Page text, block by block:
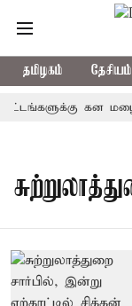
தமிழகம் தேசியம்
கன மழை